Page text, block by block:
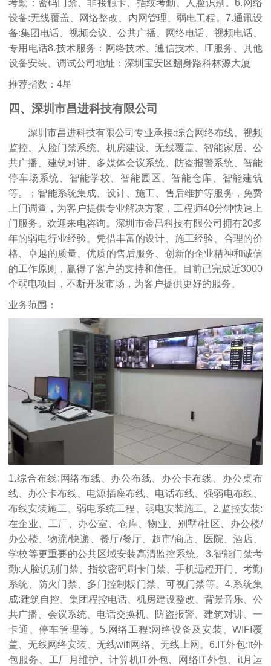
考勤：密码门禁、非接触卡、指纹考勤、人脸识别。6.网络
设备:无线覆盖、网络整改、内网管理、弱电工程。7.通讯设
备:集团电话、视频会议、公共广播、网络电话、视频电话、
专用电话8.技术服务：网络技术、通信技术、IT服务、其他
设备安装、调试公司地址：深圳宝安区翻身路科林源大厦
推荐指数：4星
四、深圳市昌进科技有限公司
深圳市昌进科技有限公司专业承接:综合网络布线、视频
监控、人脸门禁系统、机房建设、无线覆盖、智能家居、公
共广播、建筑对讲、多媒体会议系统、防盗报警系统、智能
停车场系统、智能学校、智能园区、智能仓库、智能建筑
等。；智能系统集成、设计、施工、售后维护等服务，免费
上门调查，为客户提供专业解决方案，工程师40分钟快速上
门服务。欢迎来电咨询。深圳市金昌科技有限公司拥有20多
年的弱电行业经验。凭借丰富的设计、施工经验、合理的价
格、卓越的质量、优质的售后服务、创新的企业精神和诚信
的工作原则，赢得了客户的支持和信任。目前已完成近3000
个弱电项目，不断开发市场，为客户提供更好的服务。
业务范围：
1.综合布线:网络布线、办公布线、办公卡布线、办公桌布
线、办公卡布线、电源插座布线、电话布线、强弱电布线、
布线安装施工、弱电系统工程、弱电安装施工。2.监控安装:
在企业、工厂、办公室、仓库、物业、别墅/社区、办公楼/
办公楼、物流/快递、餐厅/餐厅、超市/商店、医院、酒店、
学校等更重要的公共区域安装高清监控系统。3.智能门禁考
勤:人脸识别门禁、指纹密码刷卡门禁、手机远程开门、考勤
系统、防火门禁、多门控制板门禁、可视门禁等。4.系统集
成:建筑自控、集团程控电话、机房建设整改、背景音乐、公
共广播、会议系统、电话交换机、防盗报警、建筑对讲、一
卡通、停车管理等。5.网络工程:网络设备及安装、WIFI覆
盖、无线网络安装、无线wifi网络、无线上网。6.IT外包:it外
包服务、工厂月维护、计算机IT外包、网络IT外包、it月运